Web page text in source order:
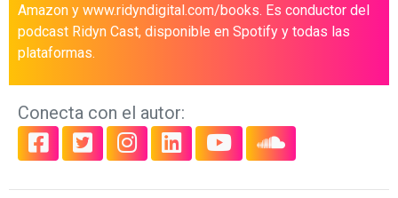
Amazon y www.ridyndigital.com/books. Es conductor del
podcast Ridyn Cast, disponible en Spotify y todas las
plataformas.
Conecta con el autor: